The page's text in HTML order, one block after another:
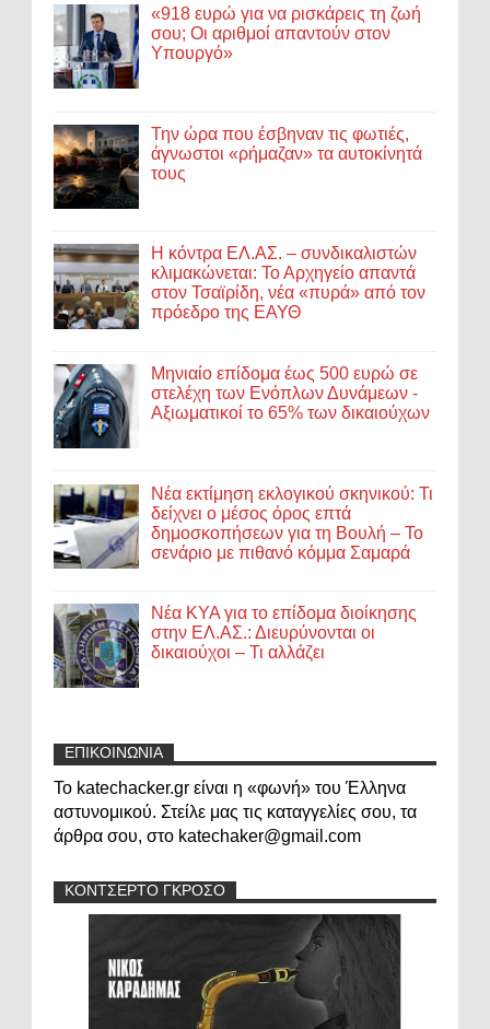
«918 ευρώ για να ρισκάρεις τη ζωή
σου; Οι αριθμοί απαντούν στον
Υπουργό»
Την ώρα που έσβηναν τις φωτιές,
άγνωστοι «ρήμαζαν» τα αυτοκίνητά
τους
Η κόντρα ΕΛ.ΑΣ. – συνδικαλιστών
κλιμακώνεται: Το Αρχηγείο απαντά
στον Τσαϊρίδη, νέα «πυρά» από τον
πρόεδρο της ΕΑΥΘ
Μηνιαίο επίδομα έως 500 ευρώ σε
στελέχη των Ενόπλων Δυνάμεων -
Αξιωματικοί το 65% των δικαιούχων
Νέα εκτίμηση εκλογικού σκηνικού: Τι
δείχνει ο μέσος όρος επτά
δημοσκοπήσεων για τη Βουλή – Το
σενάριο με πιθανό κόμμα Σαμαρά
Νέα ΚΥΑ για το επίδομα διοίκησης
στην ΕΛ.ΑΣ.: Διευρύνονται οι
δικαιούχοι – Τι αλλάζει
ΕΠΙΚΟΙΝΩΝΙΑ
Το katechacker.gr είναι η «φωνή» του Έλληνα
αστυνομικού. Στείλε μας τις καταγγελίες σου, τα
άρθρα σου, στο katechaker@gmail.com
ΚΟΝΤΣΕΡΤΟ ΓΚΡΟΣΟ